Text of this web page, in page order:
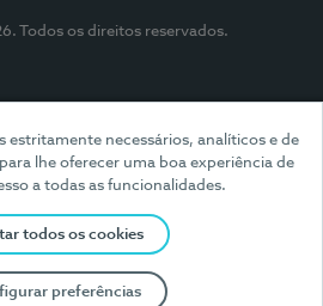
estritamente necessários, analíticos e de
lhe oferecer uma boa experiência de
a todas as funcionalidades.
todos os cookies
preferências
Todos os direitos reservados.